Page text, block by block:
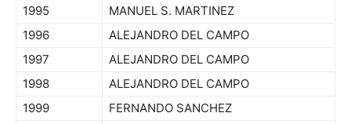
1995
MANUEL S. MARTINEZ
1996
ALEJANDRO DEL CAMPO
1997
ALEJANDRO DEL CAMPO
1998
ALEJANDRO DEL CAMPO
1999
FERNANDO SANCHEZ